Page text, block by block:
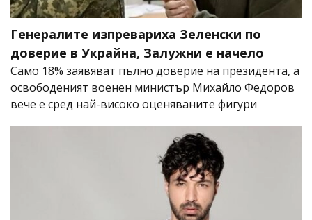
Генералите изпревариха Зеленски по
доверие в Украйна, Залужни е начело
Само 18% заявяват пълно доверие на президента, а
освободеният военен министър Михайло Федоров
вече е сред най-високо оценяваните фигури